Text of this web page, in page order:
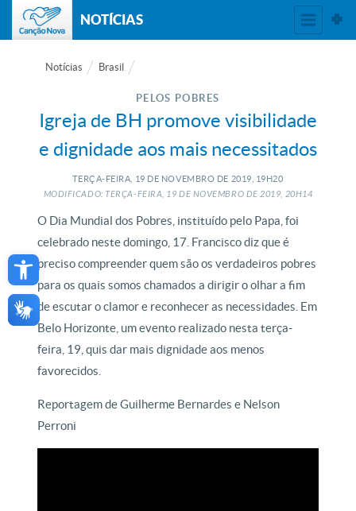
Open toolbar
NOTÍCIAS
Notícias Brasil
PELOS POBRES
Igreja de BH promove visibilidade
e dignidade aos mais necessitados
TERÇA-FEIRA, 19 DE NOVEMBRO DE 2019, 19H20
MODIFICADO: TERÇA-FEIRA, 19DE NOVEMBRO DE2019, 20H14
O Dia Mundial dos Pobres, instituído pelo Papa, foi
celebrado neste domingo, 17. Francisco diz que é
preciso compreender quem são os verdadeiros pobres
para os quais somos chamados a dirigir o olhar a fim
de escutar o clamor e reconhecer as necessidades. Em
Belo Horizonte, um evento realizado nesta terça-
feira, 19, quis dar mais dignidade aos menos
favorecidos.
Reportagem de Guilherme Bernardes e Nelson
Perroni